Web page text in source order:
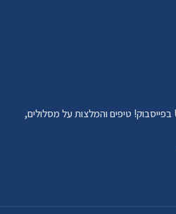
קבוצת המטיילים של Up Greece בפייסבוק! טיפים והמלצות על מסלולים,